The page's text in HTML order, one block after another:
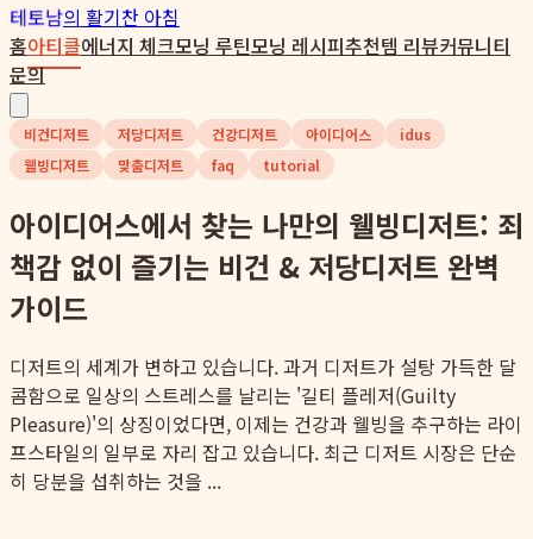
테토남의 활기찬 아침
홈아티클에너지 체크모닝 루틴모닝 레시피추천템 리뷰커뮤니티
문의
비건디저트 저당디저트 건강디저트 아이디어스
idus
웰빙디저트
맞춤디저트 faq tutorial
아이디어스에서 찾는 나만의 웰빙디저트: 죄
책감 없이 즐기는 비건 & 저당디저트 완벽
가이드
디저트의 세계가 변하고 있습니다. 과거 디저트가 설탕 가득한 달
콤함으로 일상의 스트레스를 날리는 '길티 플레저(Guilty
Pleasure)'의 상징이었다면, 이제는 건강과 웰빙을 추구하는 라이
프스타일의 일부로 자리 잡고 있습니다. 최근 디저트 시장은 단순
히 당분을 섭취하는 것을 ...